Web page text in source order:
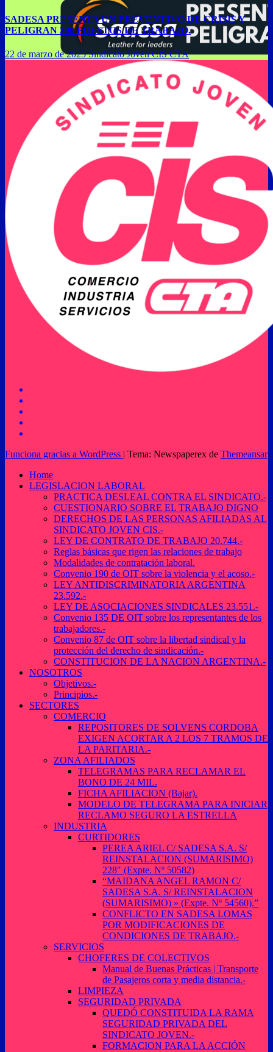
SADESA PRESENTA UN PREVENTIVO DE CRISIS Y
PELIGRAN 300 PUESTOS DE TRABAJO.
22 de marzo de 2025Sindicato Joven CIS CTA
Funciona gracias a WordPress | Tema: Newspaperex de Themeansar
Home
LEGISLACION LABORAL
PRACTICA DESLEAL CONTRA EL SINDICATO.-
CUESTIONARIO SOBRE EL TRABAJO DIGNO
DERECHOS DE LAS PERSONAS AFILIADAS AL
SINDICATO JOVEN CIS.-
LEY DE CONTRATO DE TRABAJO 20.744.-
Reglas básicas que rigen las relaciones de trabajo
Modalidades de contratación laboral.
Convenio 190 de OIT sobre la violencia y el acoso.-
LEY ANTIDISCRIMINATORIA ARGENTINA
23.592.-
LEY DE ASOCIACIONES SINDICALES 23.551.-
Convenio 135 DE OIT sobre los representantes de los
trabajadores.-
Convenio 87 de OIT sobre la libertad sindical y la
protección del derecho de sindicación.-
CONSTITUCION DE LA NACION ARGENTINA.-
NOSOTROS
Objetivos.-
Principios.-
SECTORES
COMERCIO
REPOSITORES DE SOLVENS CORDOBA
EXIGEN ACORTAR A 2 LOS 7 TRAMOS DE
LA PARITARIA.-
ZONA AFILIADOS
TELEGRAMAS PARA RECLAMAR EL
BONO DE 24 MIL.
FICHA AFILIACION (Bajar).
MODELO DE TELEGRAMA PARA INICIAR
RECLAMO SEGURO LA ESTRELLA
INDUSTRIA
CURTIDORES
PEREA ARIEL C/ SADESA S.A. S/
REINSTALACION (SUMARISIMO)
228″ (Expte. Nº 50582)
“MAIDANA ANGEL RAMON C/
SADESA S.A. S/ REINSTALACION
(SUMARISIMO) » (Expte. Nº 54560).”
CONFLICTO EN SADESA LOMAS
POR MODIFICACIONES DE
CONDICIONES DE TRABAJO.-
SERVICIOS
CHOFERES DE COLECTIVOS
Manual de Buenas Prácticas | Transporte
de Pasajeros corta y media distancia.-
LIMPIEZA
SEGURIDAD PRIVADA
QUEDÓ CONSTITUIDA LA RAMA
SEGURIDAD PRIVADA DEL
SINDICATO JOVEN.-
FORMACION PARA LA ACCIÓN